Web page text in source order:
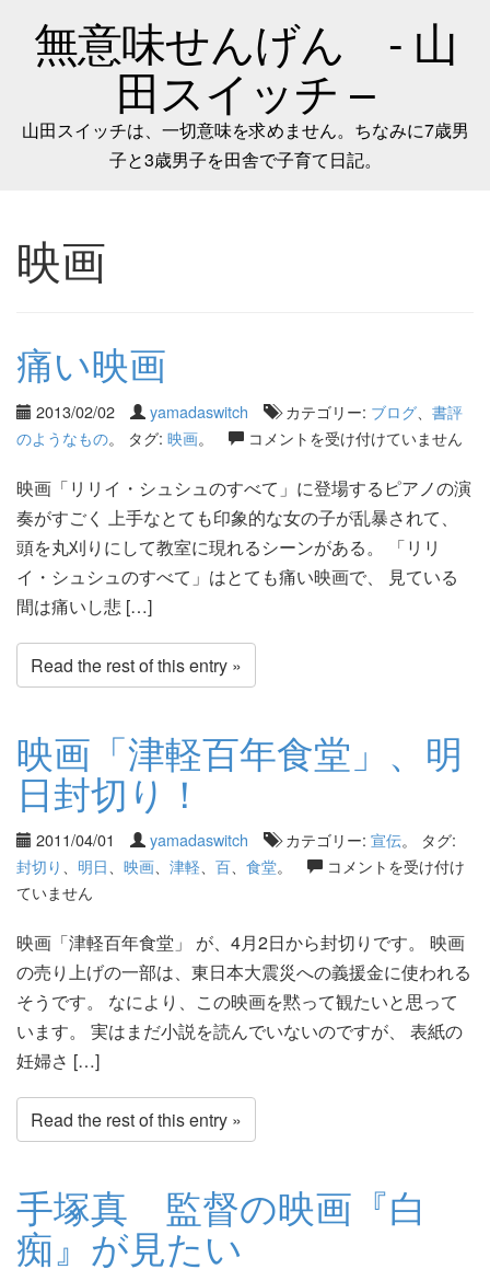
無意味せんげん - 山
田スイッチ –
山田スイッチは、一切意味を求めません。ちなみに7歳男
子と3歳男子を田舎で子育て日記。
映画
痛い映画
2013/02/02 yamadaswitch カテゴリー: ブログ
書評
のようなもの。 タグ: 映画。 コメントを受け付けていません
映画「リリイ・シュシュのすべて」に登場するピアノの演
奏がすごく 上手なとても印象的な女の子が乱暴されて、
頭を丸刈りにして教室に現れるシーンがある。 「リリ
イ・シュシュのすべて」はとても痛い映画で、 見ている
間は痛いし悲 […]
Read the rest of this entry »
映画「津軽百年食堂」、明
日封切り！
2011/04/01 yamadaswitch カテゴリー: 宣伝。 タグ:
封切り
明日 映画 津軽 百 食堂。
コメントを受け付け
ていません
映画「津軽百年食堂」 が、4月2日から封切りです。 映画
の売り上げの一部は、東日本大震災への義援金に使われる
そうです。 なにより、この映画を黙って観たいと思って
います。 実はまだ小説を読んでいないのですが、 表紙の
妊婦さ […]
Read the rest of this entry »
手塚真 監督の映画『白
痴』が見たい